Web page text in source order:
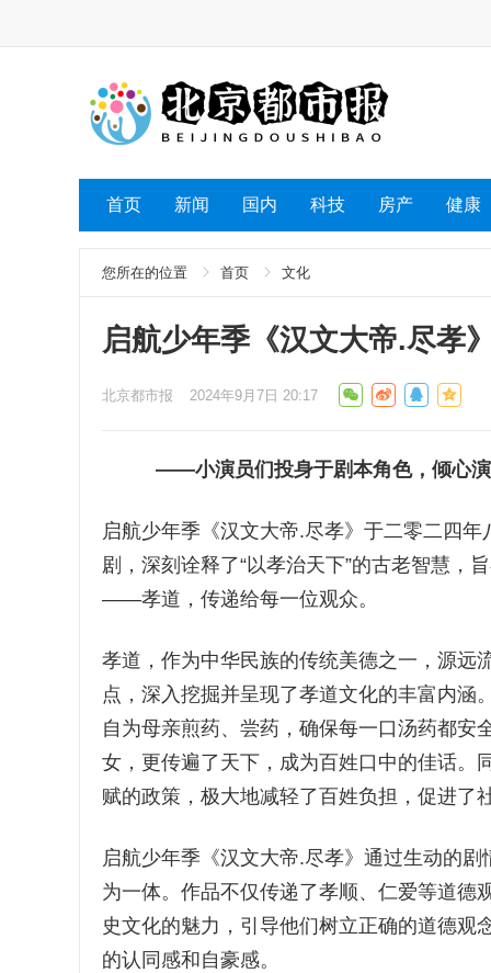
首页 新闻 国内 科技 房产 健康
您所在的位置 首页 文化
启航少年季《汉文大帝.尽孝
北京都市报 2024年9月7日 20:17
——小演员们投身于剧本角色，倾心
启航少年季《汉文大帝.尽孝》于二零二四
剧，深刻诠释了“以孝治天下”的古老智慧，
——孝道，传递给每一位观众。
孝道，作为中华民族的传统美德之一，源远
点，深入挖掘并呈现了孝道文化的丰富内涵
自为母亲煎药、尝药，确保每一口汤药都安
女，更传遍了天下，成为百姓口中的佳话。
赋的政策，极大地减轻了百姓负担，促进了
启航少年季《汉文大帝.尽孝》通过生动的
为一体。作品不仅传递了孝顺、仁爱等道德
史文化的魅力，引导他们树立正确的道德观
的认同感和自豪感。